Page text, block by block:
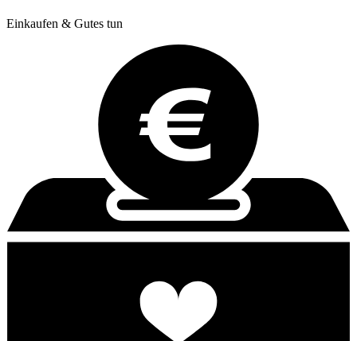
Einkaufen & Gutes tun